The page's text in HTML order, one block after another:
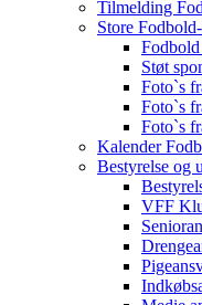
Tilmelding
Store
Støt
Foto`s
Foto`s
Foto`s
Kalender
Bestyrelse og
VFF